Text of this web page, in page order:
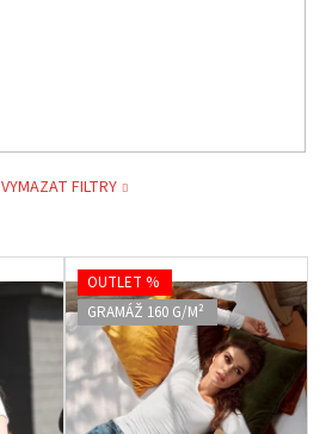
VYMAZAT FILTRY
OUTLET %
GRAMÁŽ 160 G/M²